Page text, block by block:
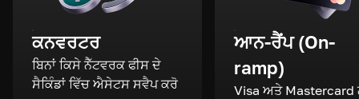
ਕਨਵਰਟਰ
ਬਿਨਾਂ ਕਿਸੇ ਨੈੱਟਵਰਕ ਫੀਸ ਦੇ
ਸੈਕਿੰਡਾਂ ਵਿੱਚ ਐਸੇਟਸ ਸਵੈਪ ਕਰੋ
ਆਨ-ਰੈਂਪ (On-
ramp)
Visa ਅਤੇ Mastercard